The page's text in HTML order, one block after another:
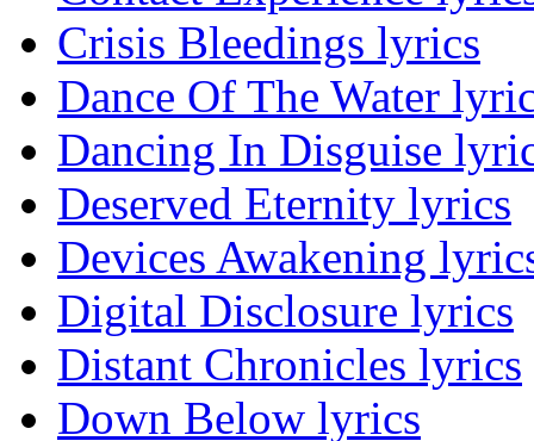
Crisis Bleedings lyrics
Dance Of The Water
Dancing In Disguise
Deserved Eternity lyrics
Devices Awakening
Digital Disclosure lyrics
Distant Chronicles lyrics
Down Below lyrics